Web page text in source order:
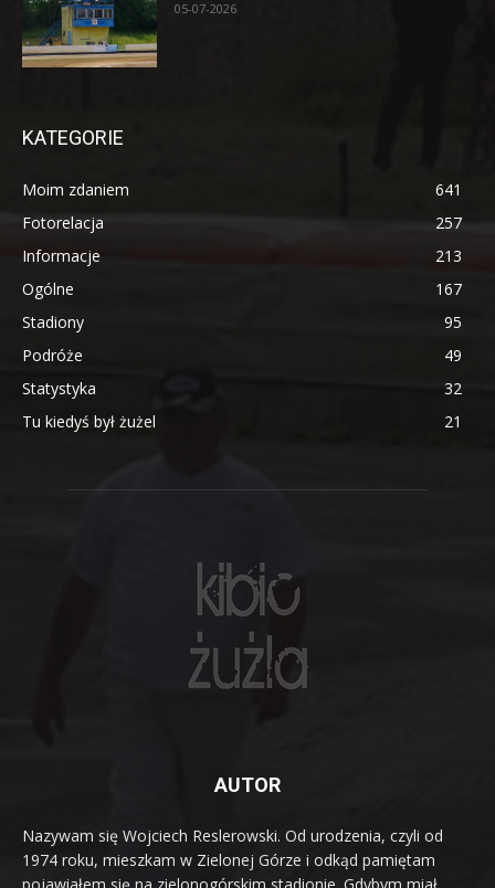
05-07-2026
KATEGORIE
Moim zdaniem
641
Fotorelacja
257
Informacje
213
Ogólne
167
Stadiony
95
Podróże
49
Statystyka
32
Tu kiedyś był żużel
21
AUTOR
Nazywam się Wojciech Reslerowski. Od urodzenia, czyli od
1974 roku, mieszkam w Zielonej Górze i odkąd pamiętam
pojawiałem się na zielonogórskim stadionie. Gdybym miał